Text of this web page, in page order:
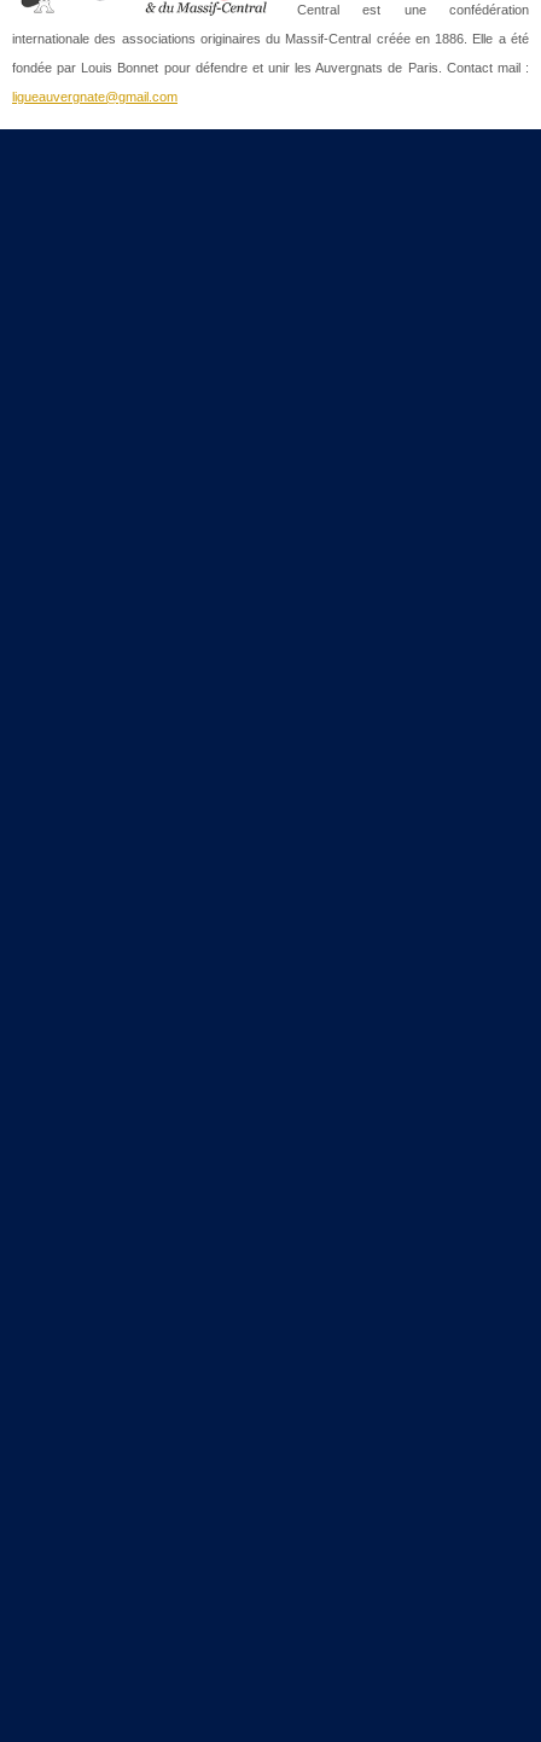
Central est une confédération
internationale des associations originaires du Massif-Central créée en 1886. Elle a été
fondée par Louis Bonnet pour défendre et unir les Auvergnats de Paris. Contact mail :
ligueauvergnate@gmail.com